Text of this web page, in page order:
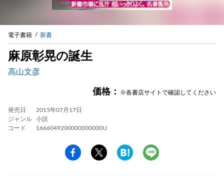
電子書籍 新書
麻原彰晃の誕生
高山文彦
価格： ※各書店サイトで確認してください
発売日
2015年07月17日
ジャンル
小説
コード
1666049200000000000U